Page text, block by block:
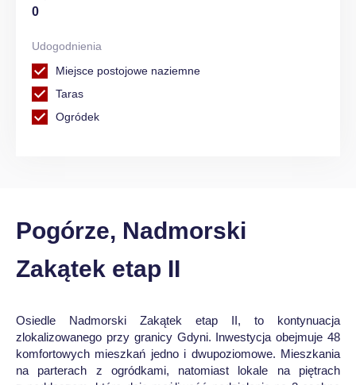
0
Udogodnienia
Miejsce postojowe naziemne
Taras
Ogródek
Pogórze, Nadmorski
Zakątek etap II
Osiedle Nadmorski Zakątek etap II, to kontynuacja
zlokalizowanego przy granicy Gdyni. Inwestycja obejmuje 48
komfortowych mieszkań jedno i dwupoziomowe. Mieszkania
na parterach z ogródkami, natomiast lokale na piętrach